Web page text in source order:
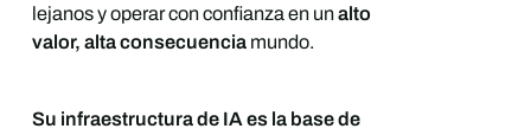
lejanos y operar con confianza en unalto
valor, alta consecuenciamundo.
Su infraestructura de IA es la base de